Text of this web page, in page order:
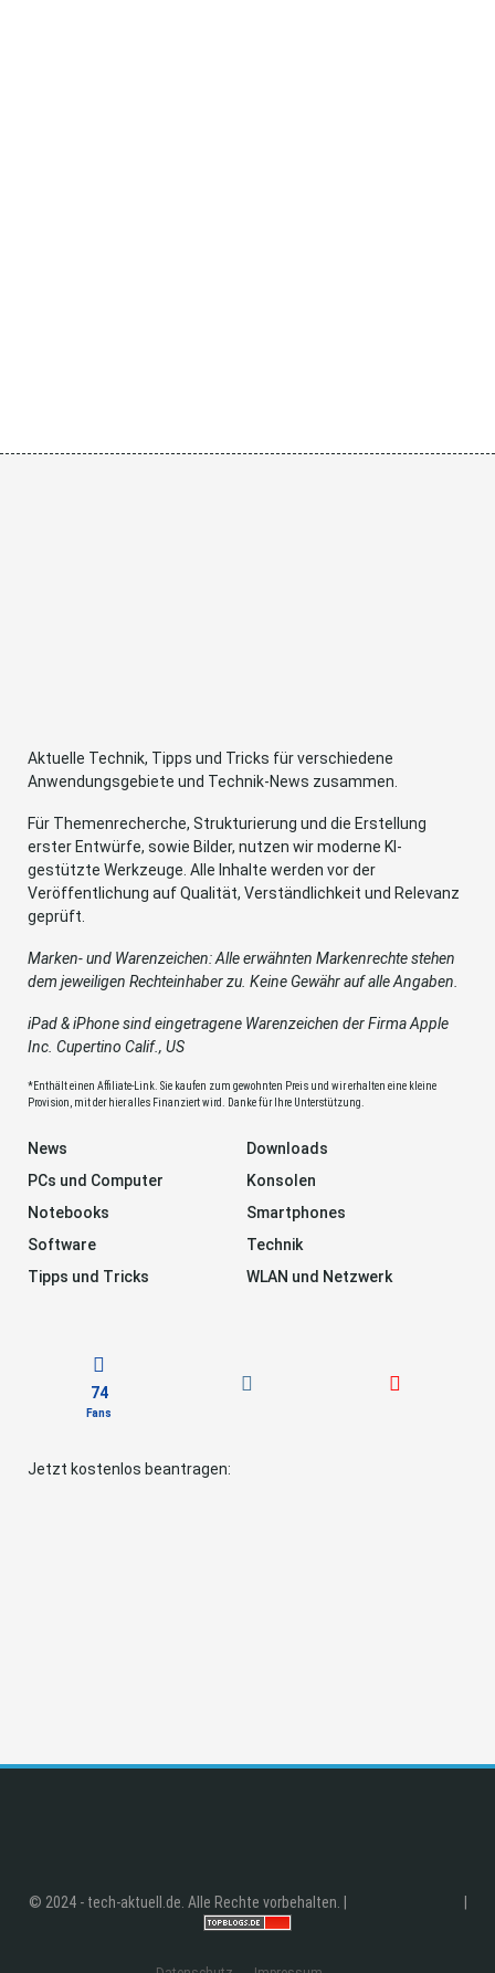
Aktuelle Technik, Tipps und Tricks für verschiedene
Anwendungsgebiete und Technik-News zusammen.
Für Themenrecherche, Strukturierung und die Erstellung
erster Entwürfe, sowie Bilder, nutzen wir moderne KI-
gestützte Werkzeuge. Alle Inhalte werden vor der
Veröffentlichung auf Qualität, Verständlichkeit und Relevanz
geprüft.
Marken- und Warenzeichen: Alle erwähnten Markenrechte stehen
dem jeweiligen Rechteinhaber zu. Keine Gewähr auf alle Angaben.
iPad & iPhone sind eingetragene Warenzeichen der Firma Apple
Inc. Cupertino Calif., US
*Enthält einen Affiliate-Link. Sie kaufen zum gewohnten Preis und wir erhalten eine kleine
Provision, mit der hier alles Finanziert wird. Danke für Ihre Unterstützung.
News
Downloads
PCs und Computer
Konsolen
Notebooks
Smartphones
Software
Technik
Tipps und Tricks
WLAN und Netzwerk
74
Fans
Jetzt kostenlos beantragen:
© 2024 - tech-aktuell.de. Alle Rechte vorbehalten. |